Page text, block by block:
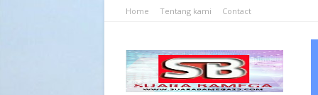
Home Tentang kami Contact